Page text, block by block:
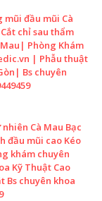
mũi đầu mũi Cà
chỉ sau thẩm
Phòng Khám
| Phẫu thuật
Bs chuyên
Cà Mau Bạc
đầu mũi cao Kéo
khám chuyên
Kỹ Thuật Cao
Bs chuyên khoa